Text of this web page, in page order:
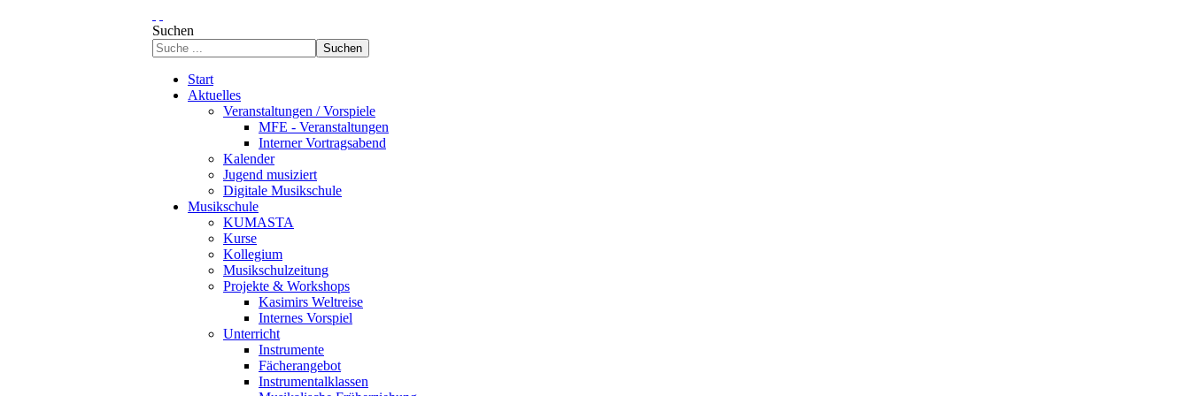
Suchen
Suchen
Start
Aktuelles
Veranstaltungen / Vorspiele
MFE - Veranstaltungen
Interner Vortragsabend
Kalender
Jugend musiziert
Digitale Musikschule
Musikschule
KUMASTA
Kurse
Kollegium
Musikschulzeitung
Projekte & Workshops
Kasimirs Weltreise
Internes Vorspiel
Unterricht
Instrumente
Fächerangebot
Instrumentalklassen